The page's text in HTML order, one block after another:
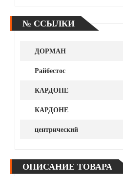
№ ССЫЛКИ
ДОРМАН
Райбестос
КАРДОНЕ
КАРДОНЕ
центрический
ОПИСАНИЕ ТОВАРА